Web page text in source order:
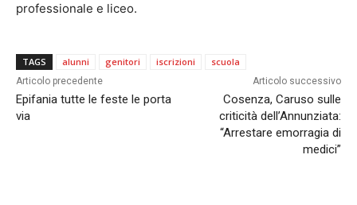
professionale e liceo.
TAGS alunni genitori iscrizioni scuola
Articolo precedente
Epifania tutte le feste le porta
via
Articolo successivo
Cosenza, Caruso sulle
criticità dell’Annunziata:
“Arrestare emorragia di
medici”